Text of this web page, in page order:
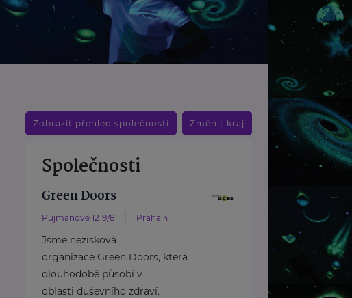
Zobrazit přehled společností Změnit kraj
Společnosti
Green Doors
Pujmanové 1219/8 Praha 4
Jsme nezisková
organizace Green Doors, která
dlouhodobě působí v
oblasti duševního zdraví.